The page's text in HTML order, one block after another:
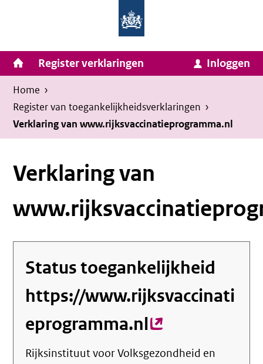
inhoud
van
Zaken
en
Koninkrijksrelaties
Homepage
van
Invulassistent
Toegankelijkheidsverklaring
Toegankelijkheidsverklaring
Hoofdnavigatie
Register verklaringen Inloggen
Kruimelpad
U
bevindt
zich
hier:
Home ›
Register van toegankelijkheids­verklaringen ›
Verklaring van www.rijksvaccinatieprogramma.nl
Verklaring van
Status toegankelijkheid
https://www.rijksvaccinati
eprogramma.nl(externe
link)
Rijksinstituut voor Volksgezondheid en